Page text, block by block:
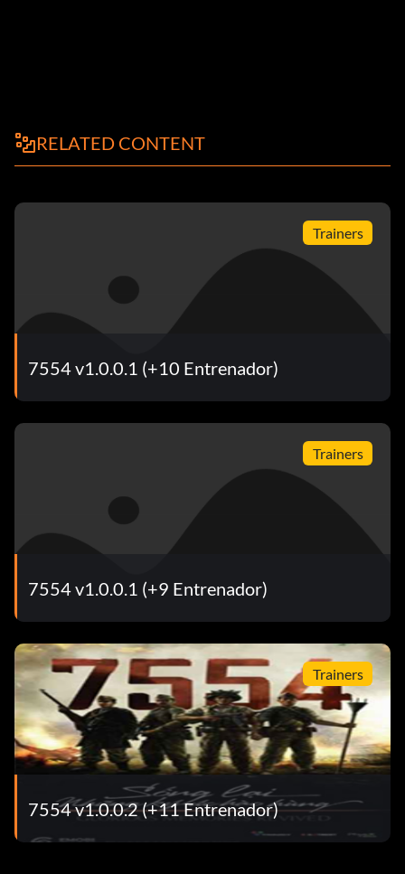
RELATED CONTENT
Trainers
7554 v1.0.0.1 (+10 Entrenador)
Trainers
7554 v1.0.0.1 (+9 Entrenador)
Trainers
7554 v1.0.0.2 (+11 Entrenador)